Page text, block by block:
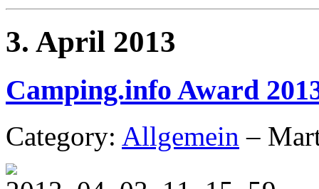
3. April 2013
Camping.info Award
Category: Allgemein –